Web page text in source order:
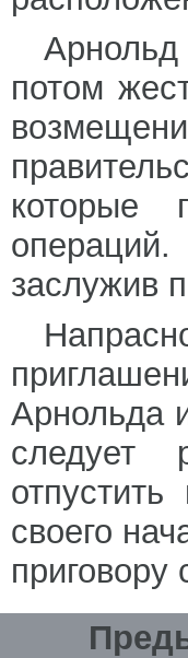
потом
которые
заслужив
Арнольда
следует
своего
приговору